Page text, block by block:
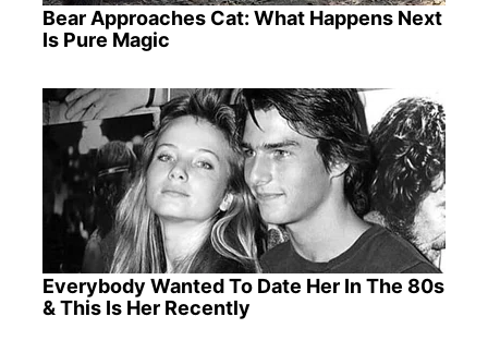
Bear Approaches Cat: What Happens Next
Is Pure Magic
Everybody Wanted To Date Her In The 80s
& This Is Her Recently